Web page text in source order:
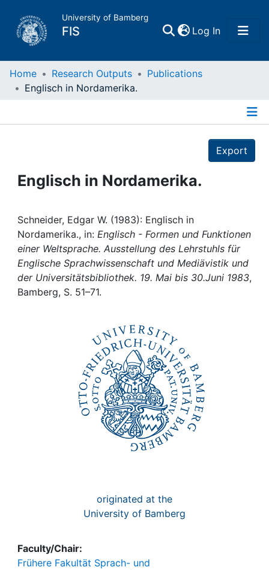
University of Bamberg
FIS Log In(current)
Home
Projects
Institutions
Awards
My FIS
Home Research Outputs
Publications
Englisch in Nordamerika.
Export
Englisch in Nordamerika.
Schneider, Edgar W. (1983): Englisch in
Nordamerika., in: Englisch - Formen und Funktionen
einer Weltsprache. Ausstellung des Lehrstuhls für
Englische Sprachwissenschaft und Mediävistik und
der Universitätsbibliothek. 19. Mai bis 30.Juni 1983,
Bamberg, S. 51–71.
originated at the
University of Bamberg
Faculty/Chair:
Frühere Fakultät Sprach- und